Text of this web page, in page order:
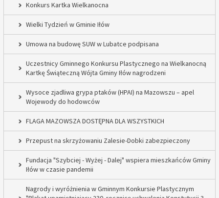
Konkurs Kartka Wielkanocna
Wielki Tydzień w Gminie Iłów
Umowa na budowę SUW w Lubatce podpisana
Uczestnicy Gminnego Konkursu Plastycznego na Wielkanocną
Kartkę Świąteczną Wójta Gminy Iłów nagrodzeni
Wysoce zjadliwa grypa ptaków (HPAI) na Mazowszu – apel
Wojewody do hodowców
FLAGA MAZOWSZA DOSTĘPNA DLA WSZYSTKICH
Przepust na skrzyżowaniu Zalesie-Dobki zabezpieczony
Fundacja "Szybciej - Wyżej - Dalej" wspiera mieszkańców Gminy
Iłów w czasie pandemii
Nagrody i wyróżnienia w Gminnym Konkursie Plastycznym